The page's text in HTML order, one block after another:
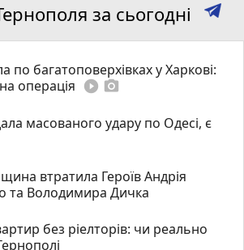
за сьогодні
по багатоповерхівках у Харкові:
операція play_circle_filled photo_camera
масованого удару по Одесі, є
втратила Героїв Андрія
та Володимира Дичка
без ріелторів: чи реально